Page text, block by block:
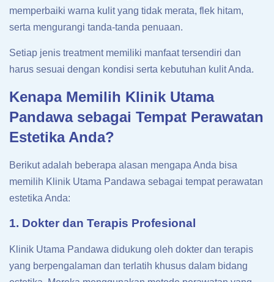
memperbaiki warna kulit yang tidak merata, flek hitam,
serta mengurangi tanda-tanda penuaan.
Setiap jenis treatment memiliki manfaat tersendiri dan
harus sesuai dengan kondisi serta kebutuhan kulit Anda.
Kenapa Memilih Klinik Utama
Pandawa sebagai Tempat Perawatan
Estetika Anda?
Berikut adalah beberapa alasan mengapa Anda bisa
memilih Klinik Utama Pandawa sebagai tempat perawatan
estetika Anda:
1. Dokter dan Terapis Profesional
Klinik Utama Pandawa didukung oleh dokter dan terapis
yang berpengalaman dan terlatih khusus dalam bidang